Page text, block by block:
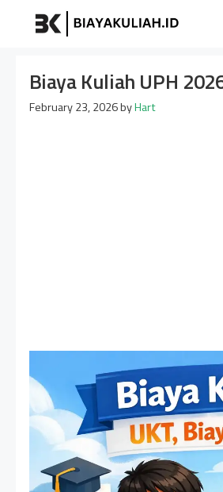
Biaya Kuliah UPH
February 23, 2026byHart